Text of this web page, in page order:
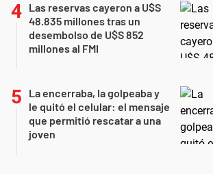
Las reservas cayeron a U$S
48.835 millones tras un
desembolso de U$S 852
millones al FMI
La encerraba, la golpeaba y
le quitó el celular: el mensaje
que permitió rescatar a una
joven